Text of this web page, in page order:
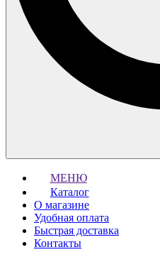
МЕНЮ
Каталог
О магазине
Удобная оплата
Быстрая доставка
Контакты